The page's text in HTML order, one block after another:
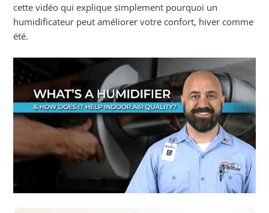
cette vidéo qui explique simplement pourquoi un
humidificateur peut améliorer votre confort, hiver comme
été.